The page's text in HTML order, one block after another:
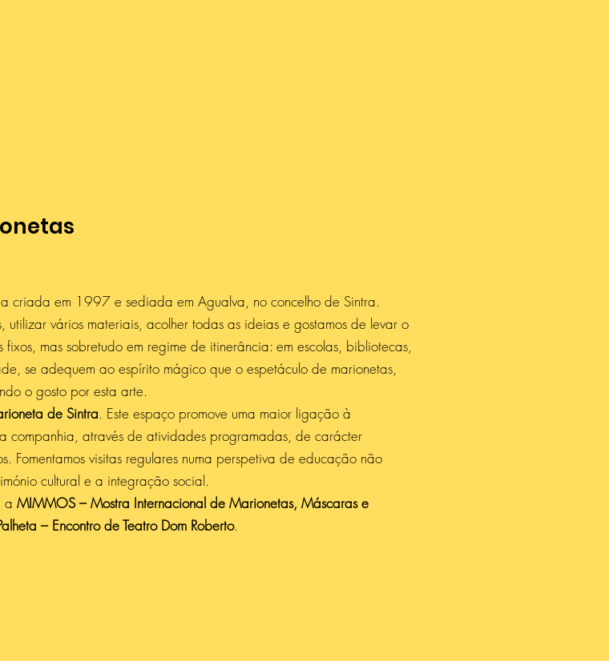
criada em 1997 e sediada em Agualva, no concelho de Sintra.
utilizar vários materiais, acolher todas as ideias e gostamos de levar o
mas sobretudo em regime de itinerância: em escolas, bibliotecas,
se adequem ao espírito mágico que o espetáculo de marionetas,
o gosto por esta arte.
de Sintra. Este espaço promove uma maior ligação à
companhia, através de atividades programadas, de carácter
visitas regulares numa perspetiva de educação não
cultural e a integração social.
a MIMMOS – Mostra Internacional de Marionetas, Máscaras e
– Encontro de Teatro Dom Roberto.